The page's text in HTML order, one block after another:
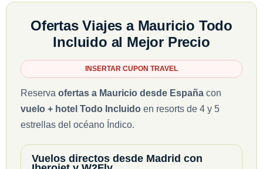
Ofertas Viajes a Mauricio Todo
Incluido al Mejor Precio
INSERTAR CUPON TRAVEL
Reserva ofertas a Mauricio desde España con
vuelo + hotel Todo Incluido en resorts de 4 y 5
estrellas del océano Índico.
Vuelos directos desde Madrid con